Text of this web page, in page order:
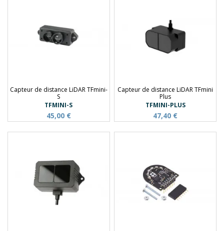
Capteur de distance LiDAR TFmini-
S
TFMINI-S
45,00 €
Capteur de distance LiDAR TFmini
Plus
TFMINI-PLUS
47,40 €